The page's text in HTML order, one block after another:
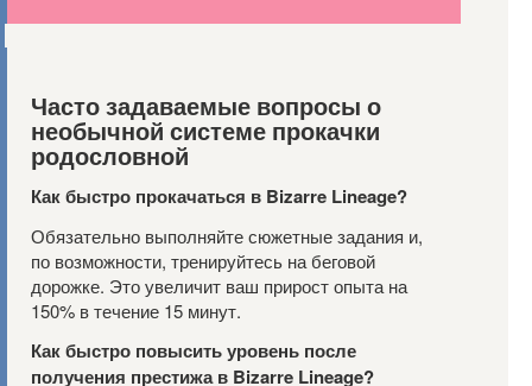
Часто задаваемые вопросы о
необычной системе прокачки
родословной
Как быстро прокачаться в Bizarre Lineage?
Обязательно выполняйте сюжетные задания и,
по возможности, тренируйтесь на беговой
дорожке. Это увеличит ваш прирост опыта на
150% в течение 15 минут.
Как быстро повысить уровень после
получения престижа в Bizarre Lineage?